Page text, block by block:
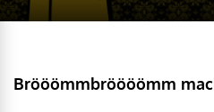
Brööömmbröööömm